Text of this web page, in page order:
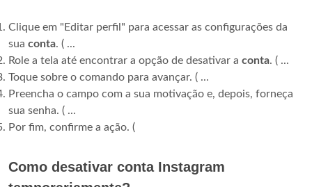
Clique em "Editar perfil" para acessar as configurações da
sua conta. ( ...
Role a tela até encontrar a opção de desativar a conta. ( ...
Toque sobre o comando para avançar. ( ...
Preencha o campo com a sua motivação e, depois, forneça
sua senha. ( ...
Por fim, confirme a ação. (
Como desativar conta Instagram